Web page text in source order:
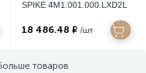
SPIKE 4M1.001.000.LXD2L
18 486.48 ₽ /шт
товаров